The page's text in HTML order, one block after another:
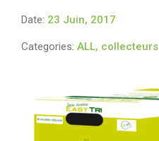
Date: 23 Juin, 2017
Categories: ALL, collecteurs